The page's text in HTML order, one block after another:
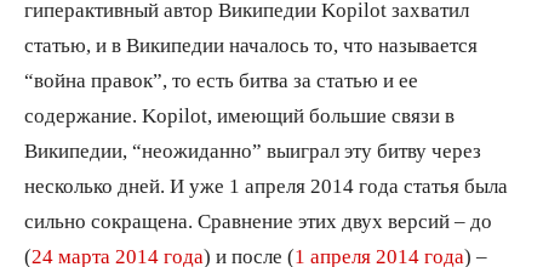
гиперактивный автор Википедии Kopilot захватил
статью, и в Википедии началось то, что называется
“война правок”, то есть битва за статью и ее
содержание. Kopilot, имеющий большие связи в
Википедии, “неожиданно” выиграл эту битву через
несколько дней. И уже 1 апреля 2014 года статья была
сильно сокращена. Сравнение этих двух версий – до
(24 марта 2014 года) и после (1 апреля 2014 года) –